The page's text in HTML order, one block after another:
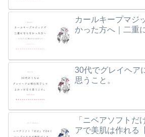
カールキープマジ
かった方へ｜二重
30代でグレイヘア
思うこと。
「ニベアソフトだ
アで美肌は作れる